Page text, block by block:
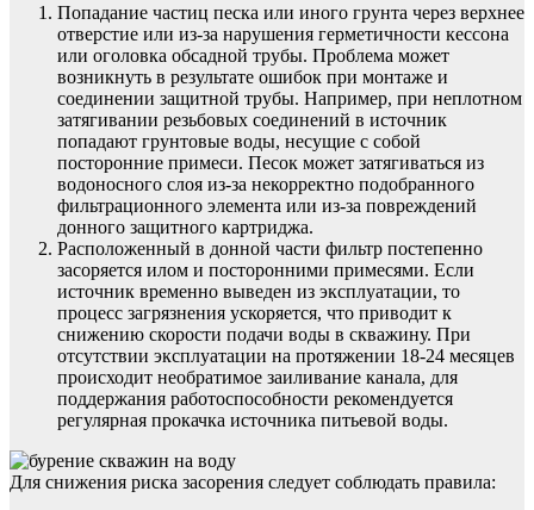
Попадание частиц песка или иного грунта через верхнее
отверстие или из-за нарушения герметичности кессона
или оголовка обсадной трубы. Проблема может
возникнуть в результате ошибок при монтаже и
соединении защитной трубы. Например, при неплотном
затягивании резьбовых соединений в источник
попадают грунтовые воды, несущие с собой
посторонние примеси. Песок может затягиваться из
водоносного слоя из-за некорректно подобранного
фильтрационного элемента или из-за повреждений
донного защитного картриджа.
Расположенный в донной части фильтр постепенно
засоряется илом и посторонними примесями. Если
источник временно выведен из эксплуатации, то
процесс загрязнения ускоряется, что приводит к
снижению скорости подачи воды в скважину. При
отсутствии эксплуатации на протяжении 18-24 месяцев
происходит необратимое заиливание канала, для
поддержания работоспособности рекомендуется
регулярная прокачка источника питьевой воды.
Для снижения риска засорения следует соблюдать правила: